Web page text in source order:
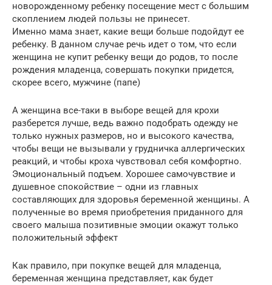
новорожденному ребенку посещение мест с большим
скоплением людей пользы не принесет.
Именно мама знает, какие вещи больше подойдут ее
ребенку. В данном случае речь идет о том, что если
женщина не купит ребенку вещи до родов, то после
рождения младенца, совершать покупки придется,
скорее всего, мужчине (папе)
А женщина все-таки в выборе вещей для крохи
разберется лучше, ведь важно подобрать одежду не
только нужных размеров, но и высокого качества,
чтобы вещи не вызывали у грудничка аллергических
реакций, и чтобы кроха чувствовал себя комфортно.
Эмоциональный подъем. Хорошее самочувствие и
душевное спокойствие – одни из главных
составляющих для здоровья беременной женщины. А
полученные во время приобретения приданного для
своего малыша позитивные эмоции окажут только
положительный эффект
Как правило, при покупке вещей для младенца,
беременная женщина представляет, как будет